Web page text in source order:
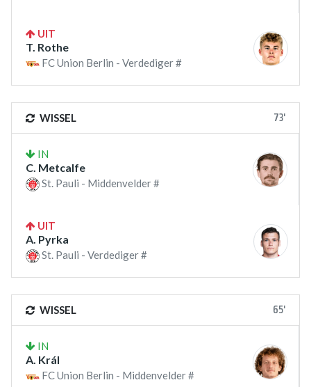
UIT
T. Rothe
FC Union Berlin - Verdediger #
WISSEL 73'
IN
C. Metcalfe
St. Pauli - Middenvelder #
UIT
A. Pyrka
St. Pauli - Verdediger #
WISSEL 65'
IN
A. Král
FC Union Berlin - Middenvelder #